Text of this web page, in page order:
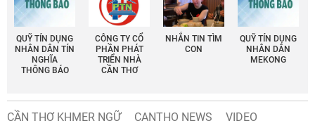
QUỸ TÍN DỤNG
NHÂN DÂN TÍN
NGHĨA
THÔNG BÁO
CÔNG TY CỔ
PHẦN PHÁT
TRIỂN NHÀ
CẦN THƠ
NHẮN TIN TÌM
CON
QUỸ TÍN DỤNG
NHÂN DÂN
MEKONG
CẦN THƠ KHMER NGỮ CANTHO NEWS
VIDEO